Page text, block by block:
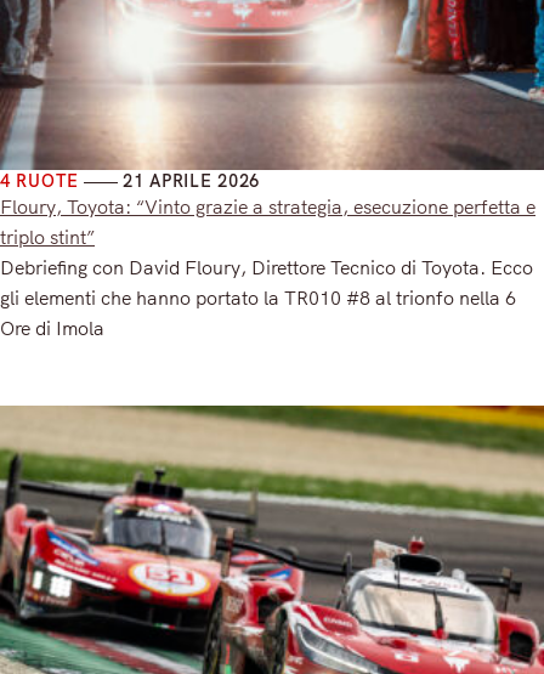
4 RUOTE 21 APRILE 2026
Floury, Toyota: “Vinto grazie a strategia, esecuzione perfetta e
triplo stint”
Debriefing con David Floury, Direttore Tecnico di Toyota. Ecco
gli elementi che hanno portato la TR010 #8 al trionfo nella 6
Ore di Imola